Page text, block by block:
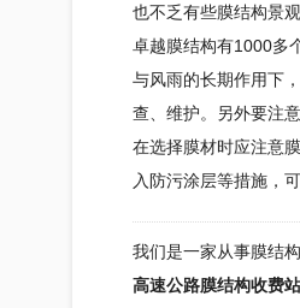
也不乏有些膜结构景
卓越膜结构有1000多
与风雨的长期作用下
查、维护。另外要注
在选择膜材时应注意
入防污涂层等措施，
我们是一家从事膜结构
高速公路膜结构收费